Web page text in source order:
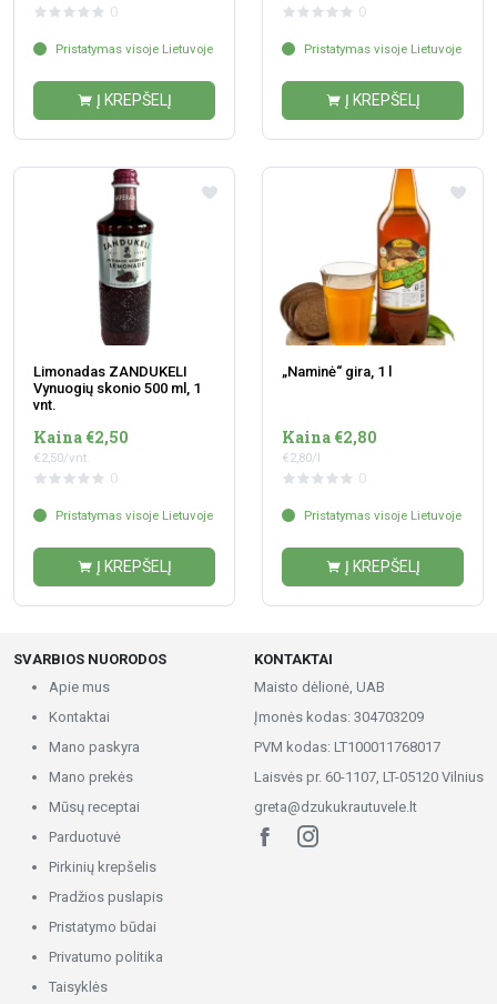
0
Pristatymas visoje Lietuvoje
Į KREPŠELĮ
0
Pristatymas visoje Lietuvoje
Į KREPŠELĮ
Limonadas ZANDUKELI
Vynuogių skonio 500 ml, 1
vnt.
Kaina €2,50
€2,50/vnt.
0
Pristatymas visoje Lietuvoje
Į KREPŠELĮ
„Naminė“ gira, 1 l
Kaina €2,80
€2,80/l
0
Pristatymas visoje Lietuvoje
Į KREPŠELĮ
SVARBIOS NUORODOS
Apie mus
Kontaktai
Mano paskyra
Mano prekės
Mūsų receptai
Parduotuvė
Pirkinių krepšelis
Pradžios puslapis
Pristatymo būdai
Privatumo politika
Taisyklės
KONTAKTAI
Maisto dėlionė, UAB
Įmonės kodas: 304703209
PVM kodas: LT100011768017
Laisvės pr. 60-1107, LT-05120 Vilnius
greta@dzukukrautuvele.lt